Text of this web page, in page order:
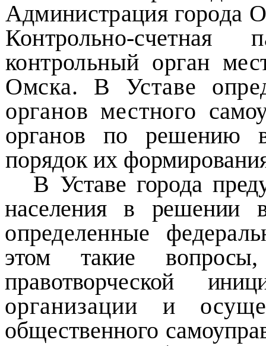
Администрация города
Контрольно-счетная
контрольный орган
Омска. В Уставе
органов местного
органов по решению
порядок их
В Уставе города
населения в решении
определенные
этом такие
правотворческой
организации и
общественного